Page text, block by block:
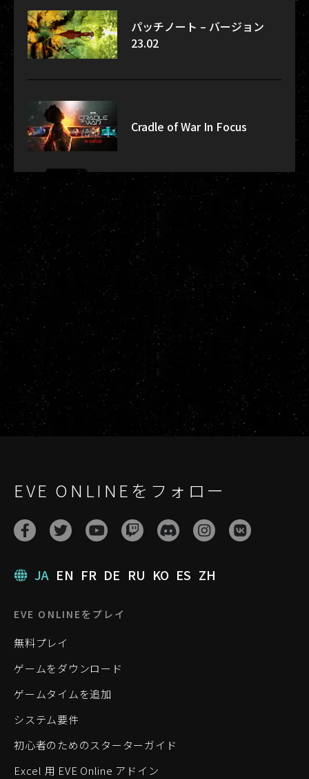
パッチノート – バージョン
23.02
Cradle of War In Focus
EVE ONLINEをフォロー
JA EN FR DE RU KO ES ZH
EVE ONLINEをプレイ
無料プレイ
ゲームをダウンロード
ゲームタイムを追加
システム要件
初心者のためのスターターガイド
Excel 用 EVE Online アドイン